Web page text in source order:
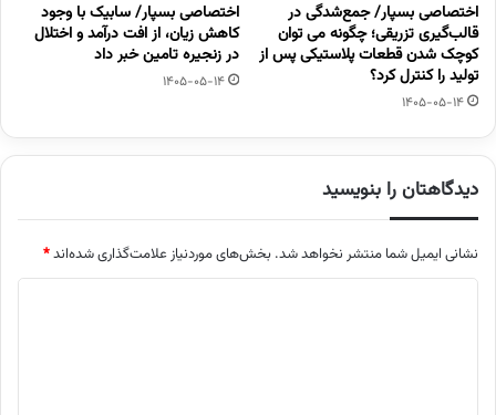
اختصاصی بسپار/ جمع‌شدگی در
قالب‌گیری تزریقی؛ چگونه می توان
کوچک شدن قطعات پلاستیکی پس از
تولید را کنترل کرد؟
1405-05-14
اختصاصی بسپار/ سابیک با وجود
کاهش زیان، از افت درآمد و اختلال
در زنجیره تامین خبر داد
1405-05-14
دیدگاهتان را بنویسید
نشانی ایمیل شما منتشر نخواهد شد. بخش‌های موردنیاز علامت‌گذاری شده‌اند*